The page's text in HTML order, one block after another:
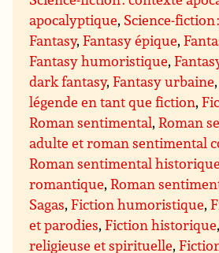
apocalyptique, Science-fiction
Fantasy,Fantasy épique,
Fantasy humoristique,
dark fantasy,Fantasy urbaine
légende en tant que fiction,
Roman sentimental,Roman
adulte et roman sentimental
Roman sentimental historique
romantique,Roman
Sagas,Fiction humoristique,
et parodies,Fiction historique
religieuse et spirituelle,